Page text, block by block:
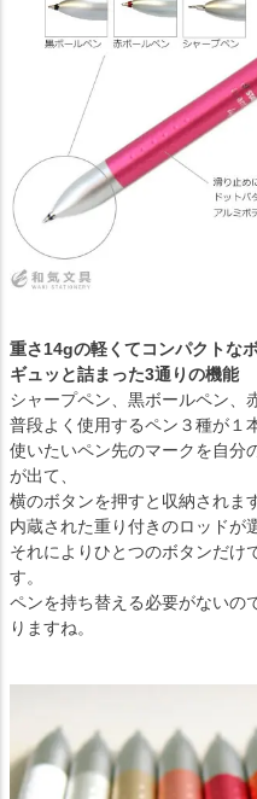
重さ14gの軽くてコンパクトな
ギュッと詰まった3通りの機能
シャープペン、黒ボールペン、
普段よく使用するペン３種が１
使いたいペン先のマークを自分
が出て、
横のボタンを押すと収納されま
内蔵された重り付きのロッドが
それによりひとつのボタンだけ
す。
ペンを持ち替える必要がないの
りますね。